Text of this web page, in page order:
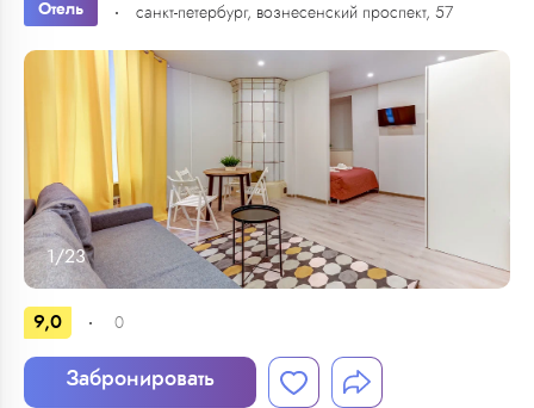
Отель санкт-петербург, вознесенский проспект, 57
1 /23
9,0 0
Забронировать